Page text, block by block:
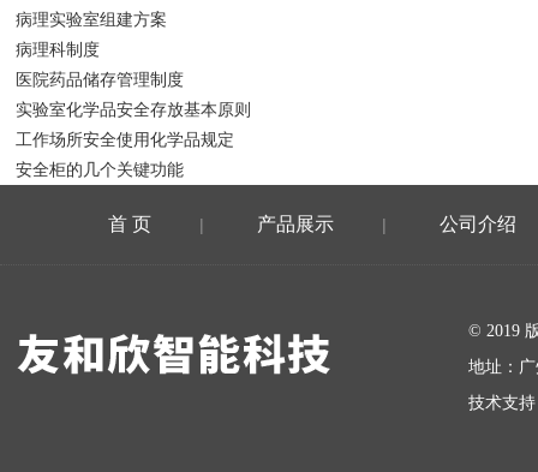
病理实验室组建方案
病理科制度
医院药品储存管理制度
实验室化学品安全存放基本原则
工作场所安全使用化学品规定
安全柜的几个关键功能
首 页 | 产品展示 | 公司介绍
© 2019
地址：
技术支